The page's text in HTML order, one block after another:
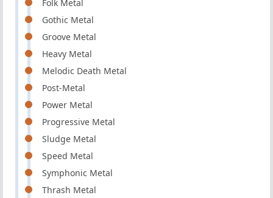
Folk Metal
Gothic Metal
Groove Metal
Heavy Metal
Melodic Death Metal
Post-Metal
Power Metal
Progressive Metal
Sludge Metal
Speed Metal
Symphonic Metal
Thrash Metal